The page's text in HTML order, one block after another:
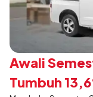
Awali
Tumbuh